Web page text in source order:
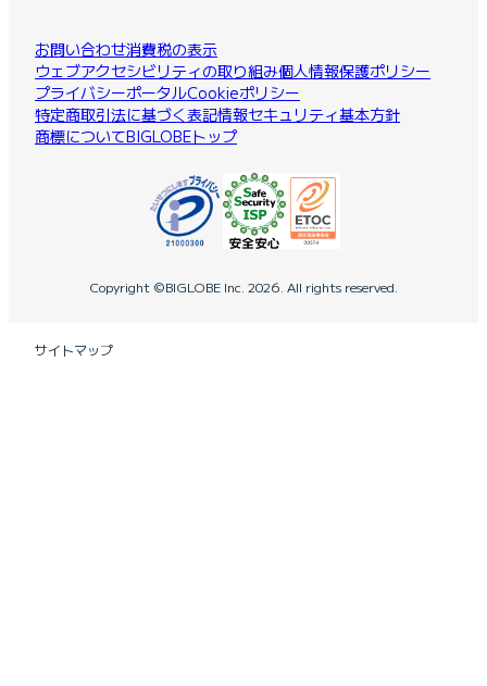
お問い合わせ消費税の表示
ウェブアクセシビリティの取り組み個人情報保護ポリシー
プライバシーポータルCookieポリシー
特定商取引法に基づく表記情報セキュリティ基本方針
商標についてBIGLOBEトップ
Copyright ©BIGLOBE Inc. 2026. All rights reserved.
サイトマップ